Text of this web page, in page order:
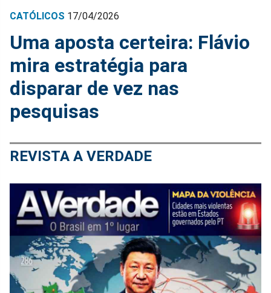
CATÓLICOS 17/04/2026
Uma aposta certeira: Flávio
mira estratégia para
disparar de vez nas
pesquisas
REVISTA A VERDADE